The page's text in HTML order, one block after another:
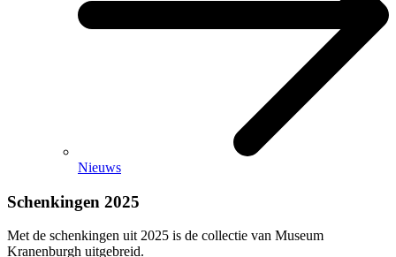
Nieuws
Schenkingen 2025
Met de schenkingen uit 2025 is de collectie van Museum
Kranenburgh uitgebreid.